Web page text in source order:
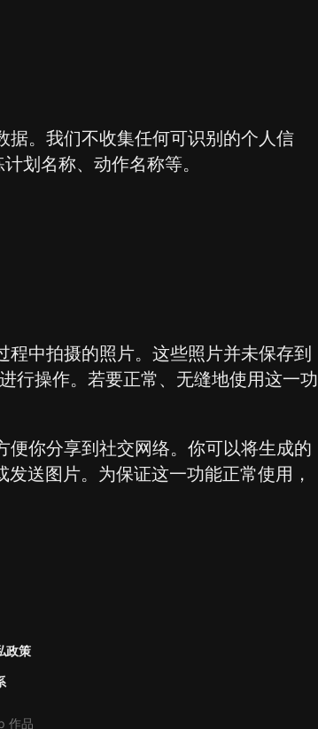
据。我们不收集任何可识别的个人信
划名称、动作名称等。
程中拍摄的照片。这些照片并未保存到
行操作。若要正常、无缝地使用这一功
便你分享到社交网络。你可以将生成的
送图片。为保证这一功能正常使用，
政策
作品